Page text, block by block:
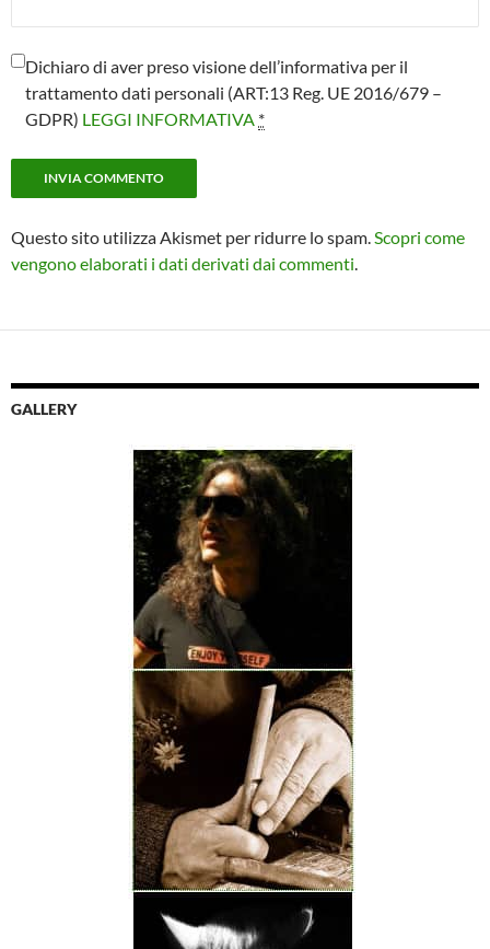
Dichiaro di aver preso visione dell’informativa per il
trattamento dati personali (ART:13 Reg. UE 2016/679 –
GDPR) LEGGI INFORMATIVA *
Questo sito utilizza Akismet per ridurre lo spam.Scopri come
vengono elaborati i dati derivati dai commenti.
GALLERY